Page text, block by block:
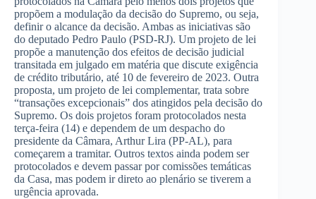
propõem a modulação da decisão do Supremo, ou seja,
definir o alcance da decisão. Ambas as iniciativas são
do deputado Pedro Paulo (PSD-RJ). Um projeto de lei
propõe a manutenção dos efeitos de decisão judicial
transitada em julgado em matéria que discute exigência
de crédito tributário, até 10 de fevereiro de 2023. Outra
proposta, um projeto de lei complementar, trata sobre
“transações excepcionais” dos atingidos pela decisão do
Supremo. Os dois projetos foram protocolados nesta
terça-feira (14) e dependem de um despacho do
presidente da Câmara, Arthur Lira (PP-AL), para
começarem a tramitar. Outros textos ainda podem ser
protocolados e devem passar por comissões temáticas
da Casa, mas podem ir direto ao plenário se tiverem a
urgência aprovada.